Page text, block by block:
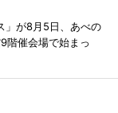
」が8月5日、あべの
階催会場で始まっ